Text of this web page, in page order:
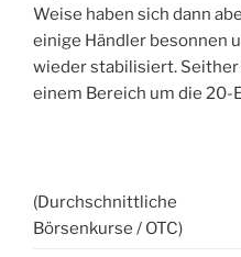
Weise haben sich dann
einige Händler besonnen
wieder stabilisiert.
einem Bereich um die 20-
(Durchschnittliche
Börsenkurse / OTC)